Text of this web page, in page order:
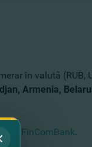
în valută (RUB,
Armenia,
FinComBank.